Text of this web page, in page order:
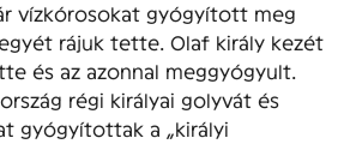
vízkórosokat gyógyított meg
rájuk tette. Olaf király kezét
és az azonnal meggyógyult.
régi királyai golyvát és
gyógyítottak a „királyi